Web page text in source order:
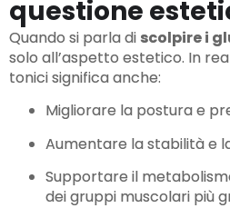
questione
Quando si parla discolpire i
solo all’aspetto estetico. In
tonici significa anche:
Migliorare la postura e
Aumentare la stabilità e
Supportare il
dei gruppi muscolari più